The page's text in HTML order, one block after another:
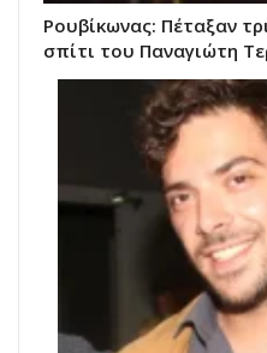
Ρουβίκωνας: Πέταξαν
σπίτι του Παναγιώτη